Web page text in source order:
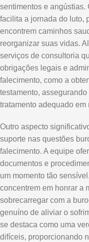
sentimentos e
facilita a jornada do luto,
encontrem caminhos
reorganizar suas vidas.
serviços de consultoria
obrigações legais e
falecimento, como a
testamento,
tratamento adequado
Outro aspecto
suporte nas questões
falecimento. A equipe
documentos e
um momento tão
concentrem em honrar a
sobrecarregar com a
genuíno de aliviar o
se destaca como uma
difíceis, proporcionando